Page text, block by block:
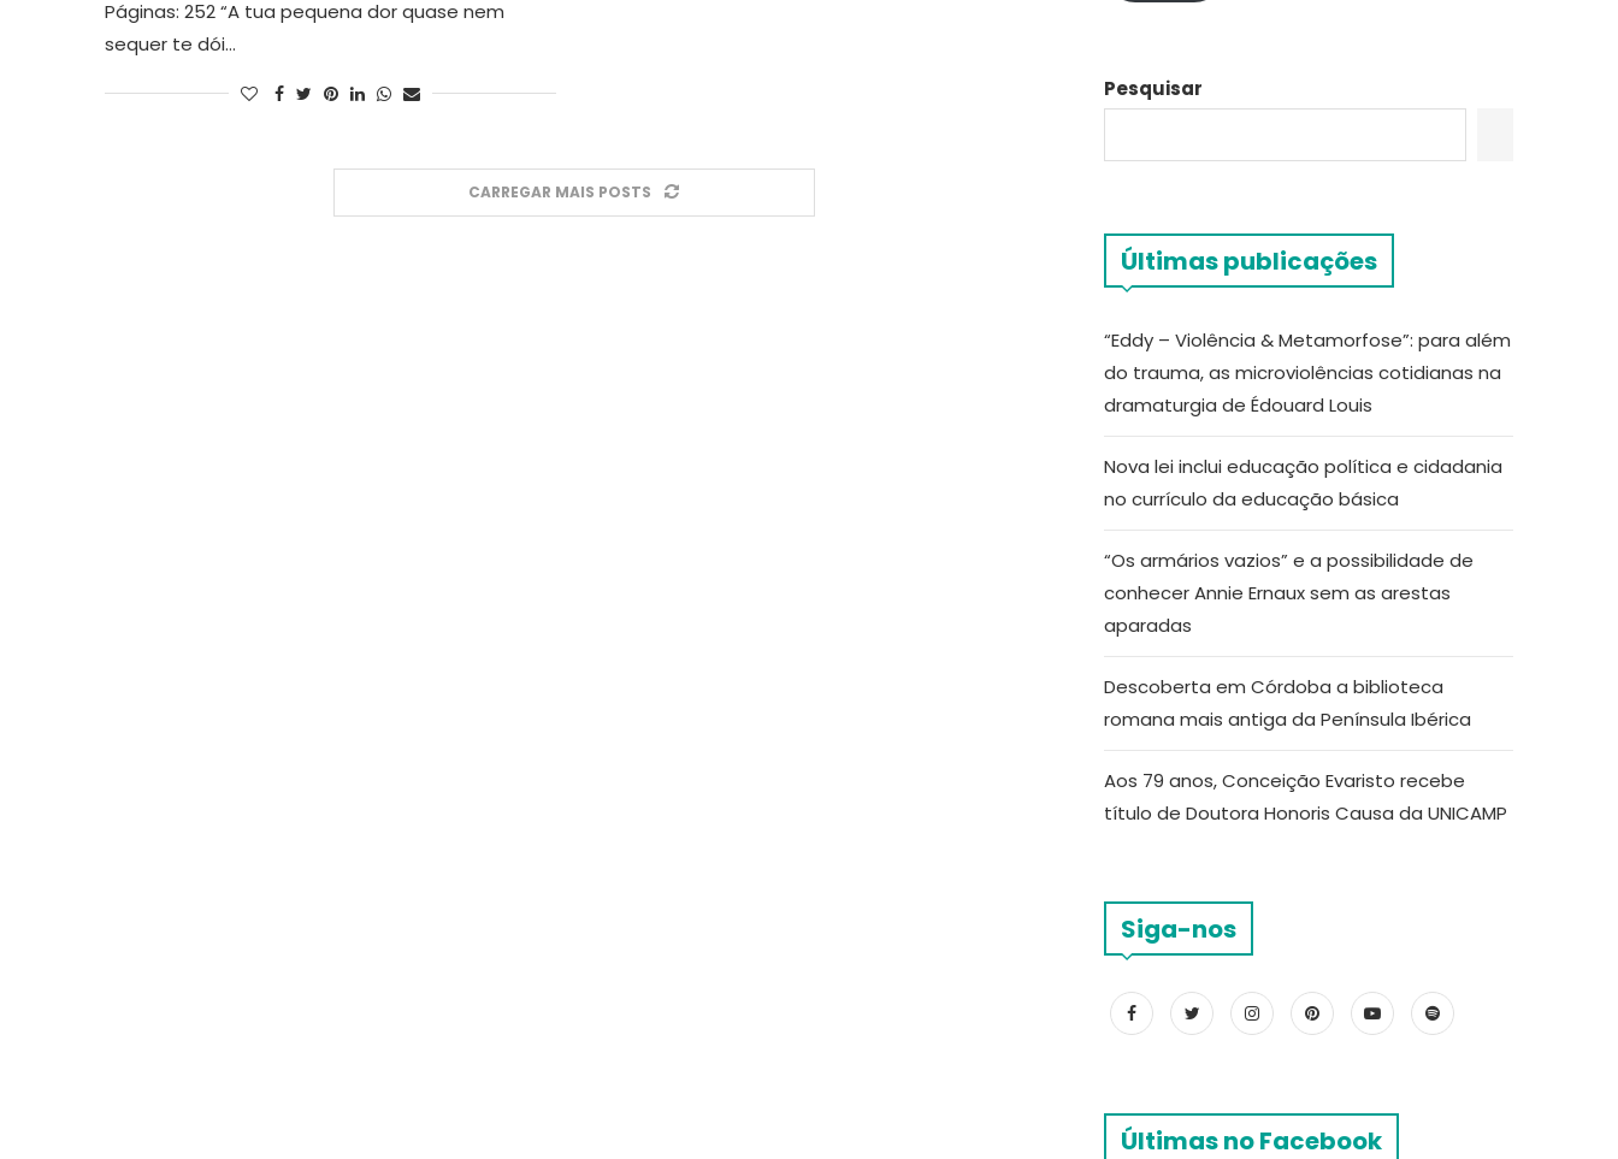
Páginas: 252 “A tua pequena dor quase nem
sequer te dói…
CARREGAR MAIS POSTS
Pesquisar
Últimas publicações
“Eddy – Violência & Metamorfose”: para além
do trauma, as microviolências cotidianas na
dramaturgia de Édouard Louis
Nova lei inclui educação política e cidadania
no currículo da educação básica
“Os armários vazios” e a possibilidade de
conhecer Annie Ernaux sem as arestas
aparadas
Descoberta em Córdoba a biblioteca
romana mais antiga da Península Ibérica
Aos 79 anos, Conceição Evaristo recebe
título de Doutora Honoris Causa da UNICAMP
Siga-nos
Últimas no Facebook